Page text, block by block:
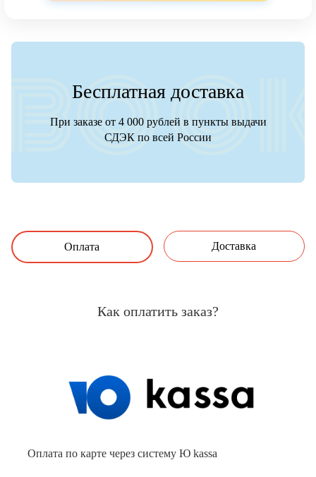
Бесплатная доставка
При заказе от 4 000 рублей в пункты выдачи
СДЭК по всей России
Оплата Доставка
Как оплатить заказ?
Оплата по карте через систему Ю kassa